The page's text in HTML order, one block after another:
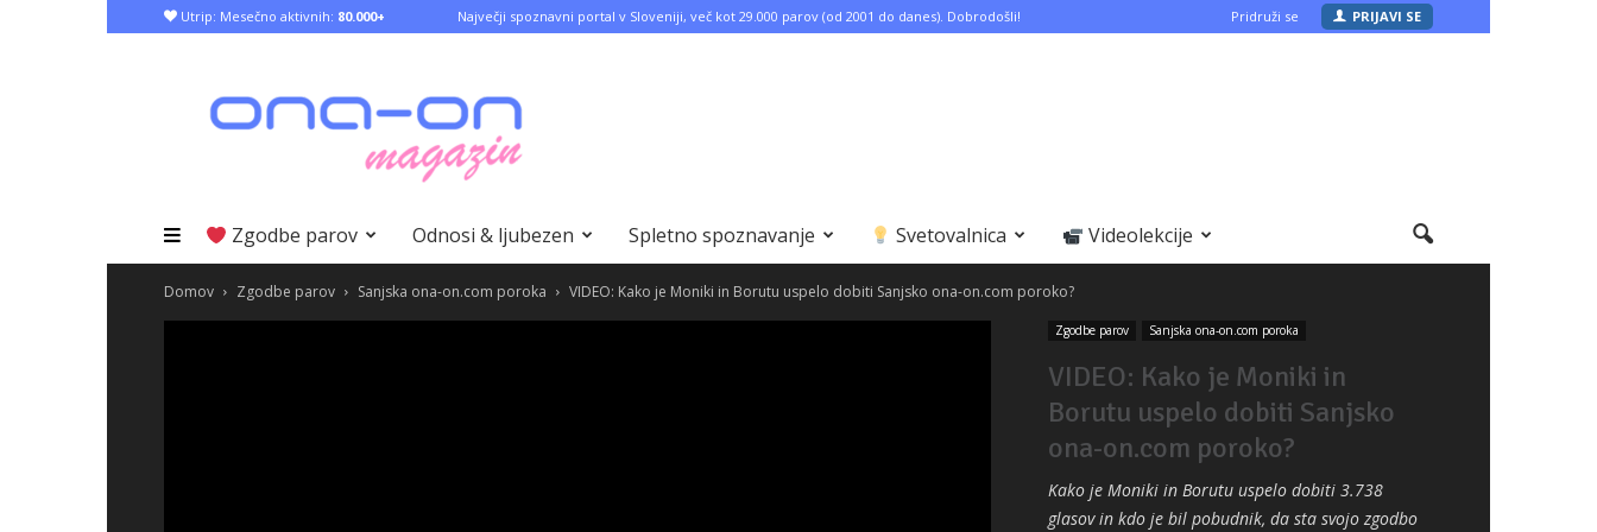
Utrip: Mesečno aktivnih: 80.000+ Največji spoznavni portal v Sloveniji, več kot 29.000 parov (od 2001 do danes). Dobrodošli! Pridruži se PRIJAVI SE
Zgodbe parov Odnosi & ljubezen Spletno spoznavanje Svetovalnica Videolekcije
Domov Zgodbe parov Sanjska ona-on.com poroka VIDEO: Kako je Moniki in Borutu uspelo dobiti Sanjsko ona-on.com poroko?
Zgodbe parov Sanjska ona-on.com poroka
VIDEO: Kako je Moniki in
Borutu uspelo dobiti Sanjsko
ona-on.com poroko?
Kako je Moniki in Borutu uspelo dobiti 3.738
glasov in kdo je bil pobudnik, da sta svojo zgodbo